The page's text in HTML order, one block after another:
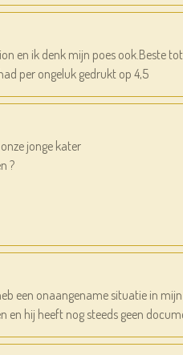
en ik denk mijn poes ook.Beste
per ongeluk gedrukt op 4,5
jonge kater
?
een onaangename situatie in
en hij heeft nog steeds geen